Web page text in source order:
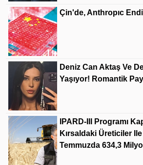
Çin'de, Anthropıc
Deniz Can Aktaş Ve
Yaşıyor! Romantik
IPARD-III Programı
Kırsaldaki Üreticiler Ile
Temmuzda 634,3